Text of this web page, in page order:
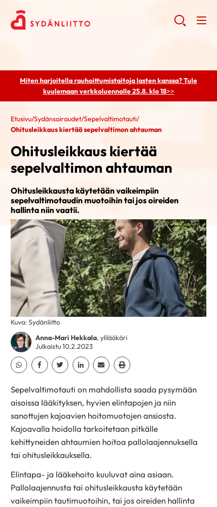
Miten harjoitella rauhoittumistaitoja lasten kanssa? Tule
kuulemaanverkkoluennolle 25.8. klo 18>>
Etusivu/Sydänsairaudet/Sepelvaltimotauti/
Ohitusleikkaus kiertää sepelvaltimon ahtauman
Ohitusleikkaus kiertää
sepelvaltimon ahtauman
Ohitusleikkausta käytetään vaikeimpiin
sepelvaltimotaudin muotoihin tai jos oireiden
hallinta niin vaatii.
Anna-Mari Hekkala, ylilääkäri
Julkaistu 10.2.2023
Jaa Whatsapp
Jaa Facebook
Jaa TwitterJaa Linkedin
Jaa EmailJaa Print
Kuva: Sydänliitto
Sepelvaltimotauti on mahdollista saada pysymään
aisoissa lääkityksen, hyvien elintapojen ja niin
sanottujen kajoavien hoitomuotojen ansiosta.
Kajoavalla hoidolla tarkoitetaan pitkälle
kehittyneiden ahtaumien hoitoa pallolaajennuksella
tai ohitusleikkauksella.
Elintapa- ja lääkehoito kuuluvat aina asiaan.
Pallolaajennusta tai ohitusleikkausta käytetään
vaikeimpiin tautimuotoihin, tai jos oireiden hallinta